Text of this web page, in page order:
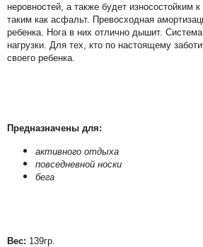
неровностей, а также будет износостойким
таким как асфальт. Превосходная
ребенка. Нога в них отлично дышит.
нагрузки. Для тех, кто по настоящему
своего ребенка.
Предназначены для:
активного отдыха
повседневной носки
бега
Вес: 139гр.